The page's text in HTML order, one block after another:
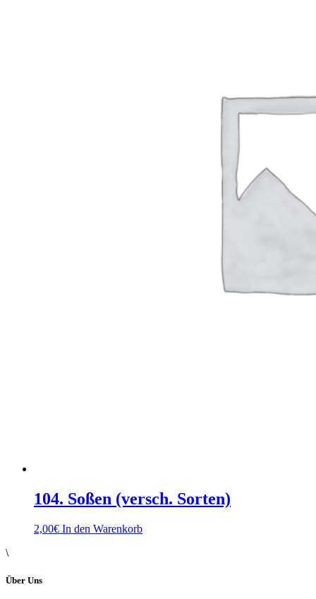
104. Soßen (versch. Sorten)
2,00€ In den Warenkorb
\
Über Uns